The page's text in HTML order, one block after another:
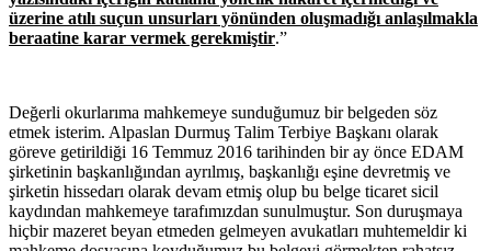
üzerine atılı suçun unsurları yönünden oluşmadığı anlaşılmakla
beraatine karar vermek gerekmiştir.”
Değerli okurlarıma mahkemeye sunduğumuz bir belgeden söz
etmek isterim. Alpaslan Durmuş Talim Terbiye Başkanı olarak
göreve getirildiği 16 Temmuz 2016 tarihinden bir ay önce EDAM
şirketinin başkanlığından ayrılmış, başkanlığı eşine devretmiş ve
şirketin hissedarı olarak devam etmiş olup bu belge ticaret sicil
kaydından mahkemeye tarafımızdan sunulmuştur. Son duruşmaya
hiçbir mazeret beyan etmeden gelmeyen avukatları muhtemeldir ki